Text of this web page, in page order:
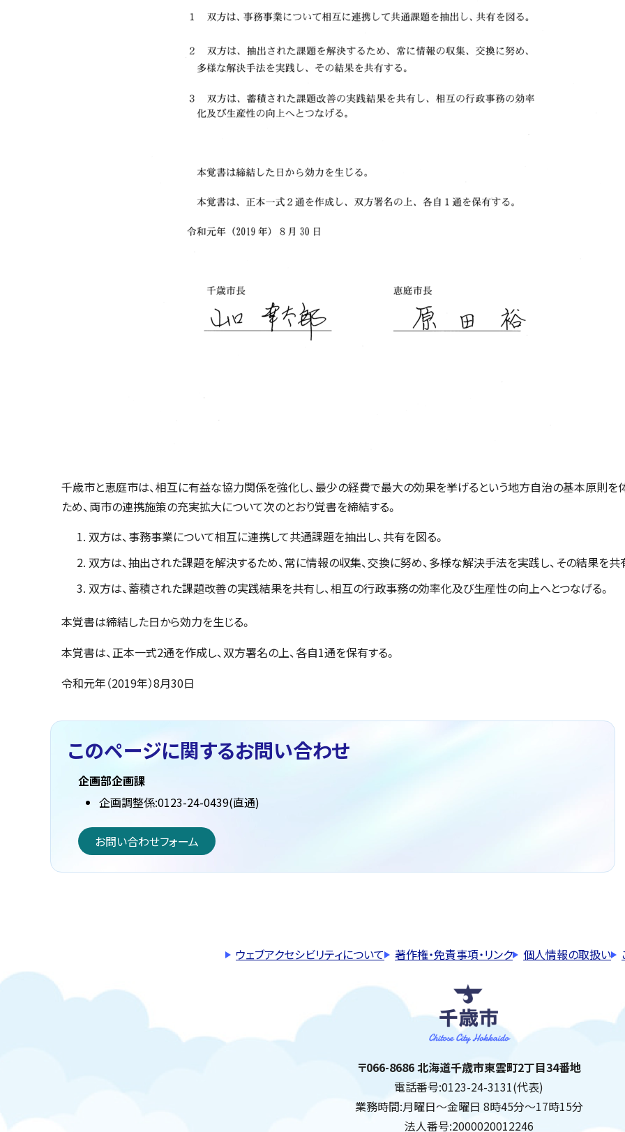
千歳市と恵庭市は、相互に有益な協力関係を強化し、最少の経費で最大の効果を挙げるという地方自治の基本原則を
ため、両市の連携施策の充実拡大について次のとおり覚書を締結する。
双方は、事務事業について相互に連携して共通課題を抽出し、共有を図る。
双方は、抽出された課題を解決するため、常に情報の収集、交換に努め、多様な解決手法を実践し、その結果を共
双方は、蓄積された課題改善の実践結果を共有し、相互の行政事務の効率化及び生産性の向上へとつなげる。
本覚書は締結した日から効力を生じる。
本覚書は、正本一式2通を作成し、双方署名の上、各自1通を保有する。
令和元年（2019年）8月30日
このページに関するお問い合わせ
企画部企画課
企画調整係:0123-24-0439(直通)
お問い合わせフォーム
ウェブアクセシビリティについて 著作権・免責事項・リンク 個人情報の取扱い
千歳市
住所:
〒066-8686 北海道千歳市東雲町2丁目34番地
電話番号:0123-24-3131(代表)
業務時間:月曜日～金曜日 8時45分～17時15分
法人番号:2000020012246